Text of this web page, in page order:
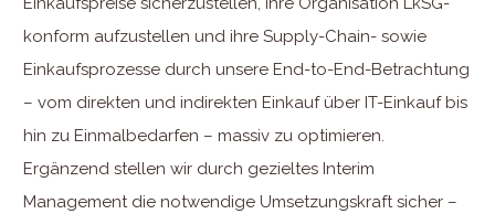
konform aufzustellen und ihre Supply-Chain- sowie
Einkaufsprozesse durch unsere End-to-End-Betrachtung
– vom direkten und indirekten Einkauf über IT-Einkauf bis
hin zu Einmalbedarfen – massiv zu optimieren.
Ergänzend stellen wir durch gezieltes Interim
Management die notwendige Umsetzungskraft sicher –